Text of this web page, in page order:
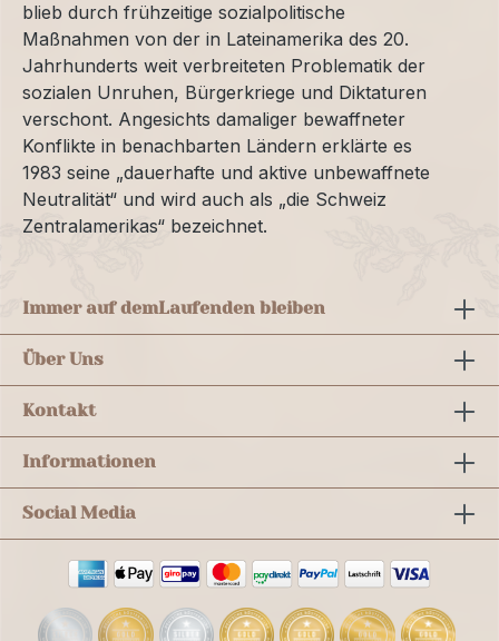
blieb durch frühzeitige sozialpolitische
Maßnahmen von der in Lateinamerika des 20.
Jahrhunderts weit verbreiteten Problematik der
sozialen Unruhen, Bürgerkriege und Diktaturen
verschont. Angesichts damaliger bewaffneter
Konflikte in benachbarten Ländern erklärte es
1983 seine „dauerhafte und aktive unbewaffnete
Neutralität“ und wird auch als „die Schweiz
Zentralamerikas“ bezeichnet.
Immer auf demLaufenden bleiben
Über Uns
Kontakt
Informationen
Social Media